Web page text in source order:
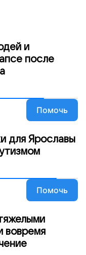
и
после
Помочь
для Ярославы
Помочь
вовремя